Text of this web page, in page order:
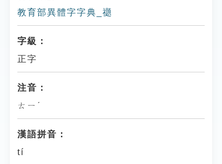
教育部異體字字典_禵
字級：
正字
注音：
ㄊㄧˊ
漢語拼音：
tí